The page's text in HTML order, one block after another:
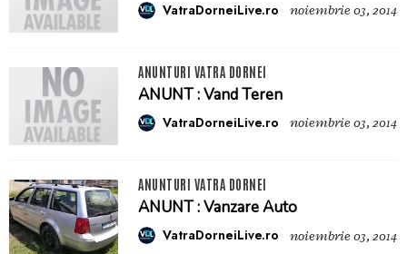
VatraDorneiLive.ro noiembrie 03, 2014
ANUNTURI VATRA DORNEI
ANUNT : Vand Teren
VatraDorneiLive.ro noiembrie 03, 2014
ANUNTURI VATRA DORNEI
ANUNT : Vanzare Auto
VatraDorneiLive.ro noiembrie 03, 2014